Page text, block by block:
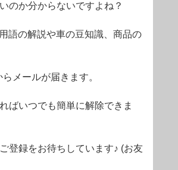
のか分からないですよね？
語の解説や車の豆知識、商品の
メールが届きます。
ばいつでも簡単に解除できま
登録をお待ちしています♪ (お友